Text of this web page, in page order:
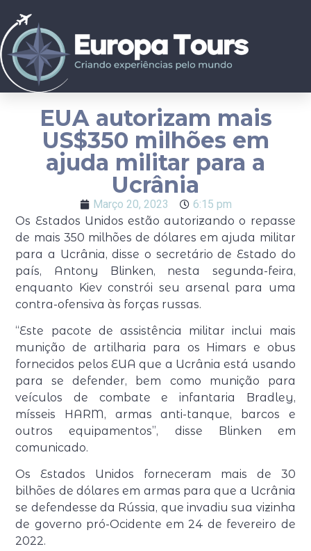
EUA autorizam mais
US$350 milhões em
ajuda militar para a
Ucrânia
Março 20, 2023
6:15 pm
Os Estados Unidos estão autorizando o repasse
de mais 350 milhões de dólares em ajuda militar
para a Ucrânia, disse o secretário de Estado do
país, Antony Blinken, nesta segunda-feira,
enquanto Kiev constrói seu arsenal para uma
contra-ofensiva às forças russas.
“Este pacote de assistência militar inclui mais
munição de artilharia para os Himars e obus
fornecidos pelos EUA que a Ucrânia está usando
para se defender, bem como munição para
veículos de combate e infantaria Bradley,
mísseis HARM, armas anti-tanque, barcos e
outros equipamentos”, disse Blinken em
comunicado.
Os Estados Unidos forneceram mais de 30
bilhões de dólares em armas para que a Ucrânia
se defendesse da Rússia, que invadiu sua vizinha
de governo pró-Ocidente em 24 de fevereiro de
2022.